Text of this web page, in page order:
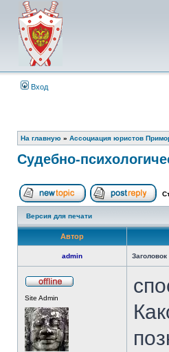
Вход
На главную » Ассоциация юристов
Судебно-
Начать новую тему
Версия для печати
Автор
admin
Site Admin